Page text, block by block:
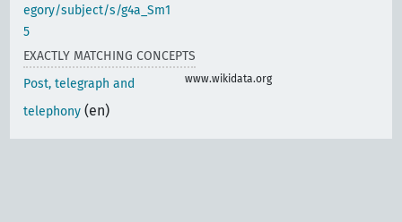
egory/subject/s/g4a_Sm1
5
EXACTLY MATCHING CONCEPTS
Post, telegraph and
telephony (en)
www.wikidata.org